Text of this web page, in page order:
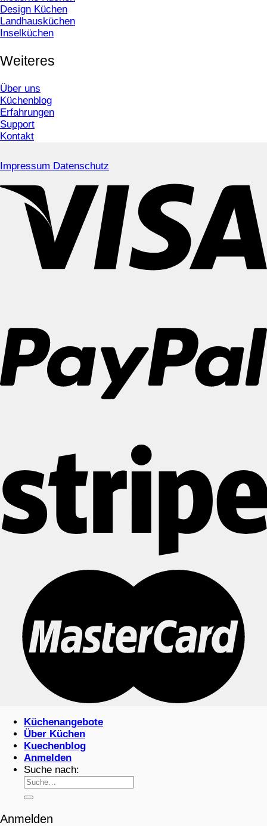
Design Küchen
Landhausküchen
Inselküchen
Weiteres
Über uns
Küchenblog
Erfahrungen
Support
Kontakt
Impressum Datenschutz
Küchenangebote
Über Küchen
Kuechenblog
Anmelden
Suche nach:
Anmelden